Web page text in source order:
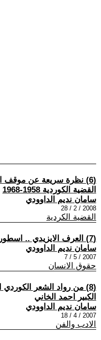
(6) نظرة سريعة عن موقف
القضية الكوردية 1958-1968
سامان نديم الداوودي
2008 / 2 / 28
القضية الكردية
(7) العرف الايزيدي .. اسطورة ام حقيقة ؟؟ .
سامان نديم الداوودي
2007 / 5 / 7
حقوق الانسان
الكبير احمد الخاني
سامان نديم الداوودي
2007 / 4 / 18
الادب والفن